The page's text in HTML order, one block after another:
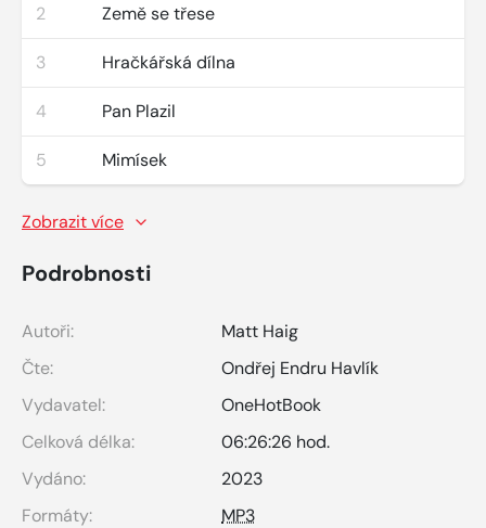
2 Země se třese
3 Hračkářská dílna
4 Pan Plazil
5 Mimísek
Zobrazit více
Podrobnosti
Autoři:
Matt Haig
Čte:
Ondřej Endru Havlík
Vydavatel:
OneHotBook
Celková délka:
06:26:26 hod.
Vydáno:
2023
Formáty:
MP3